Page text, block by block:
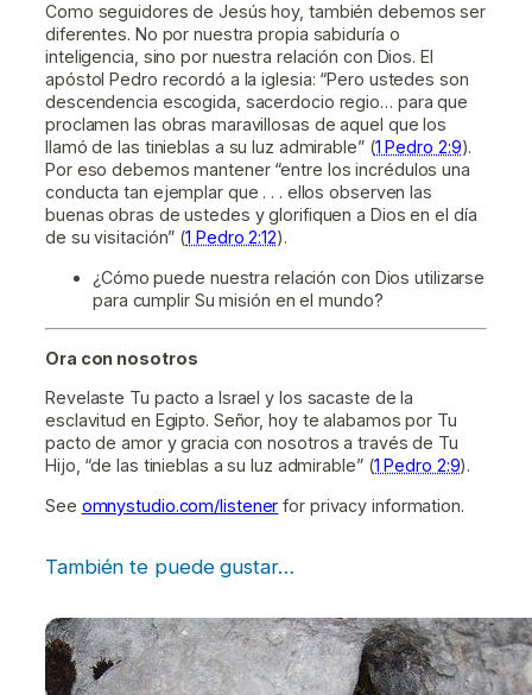
Como seguidores de Jesús hoy, también debemos ser
diferentes. No por nuestra propia sabiduría o
inteligencia, sino por nuestra relación con Dios. El
apóstol Pedro recordó a la iglesia: “Pero ustedes son
descendencia escogida, sacerdocio regio… para que
proclamen las obras maravillosas de aquel que los
llamó de las tinieblas a su luz admirable” (1 Pedro 2:9).
Por eso debemos mantener “entre los incrédulos una
conducta tan ejemplar que . . . ellos observen las
buenas obras de ustedes y glorifiquen a Dios en el día
de su visitación” (1 Pedro 2:12).
¿Cómo puede nuestra relación con Dios utilizarse
para cumplir Su misión en el mundo?
Ora con nosotros
Revelaste Tu pacto a Israel y los sacaste de la
esclavitud en Egipto. Señor, hoy te alabamos por Tu
pacto de amor y gracia con nosotros a través de Tu
Hijo, “de las tinieblas a su luz admirable” (1 Pedro 2:9).
See omnystudio.com/listener for privacy information.
También te puede gustar…